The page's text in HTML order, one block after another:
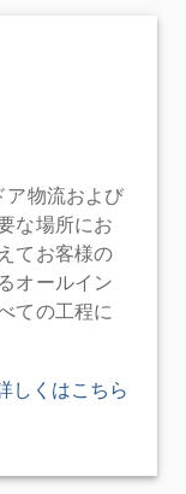
ア物流および
な場所にお
てお客様の
オールイン
ての工程に
しくはこちら